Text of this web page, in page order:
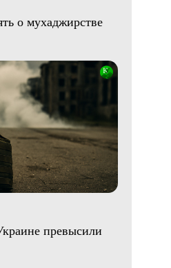
о мухаджирстве
превысили